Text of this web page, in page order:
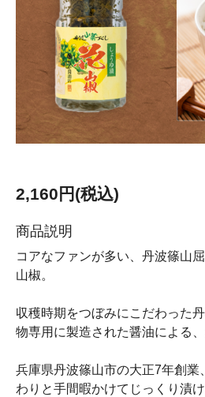
2,160円(税込)
商品説明
コアなファンが多い、丹波篠山
山椒。
収穫時期をつぼみにこだわった
物専用に製造された醤油による、
兵庫県丹波篠山市の大正7年創業
わりと手間暇かけてじっくり漬